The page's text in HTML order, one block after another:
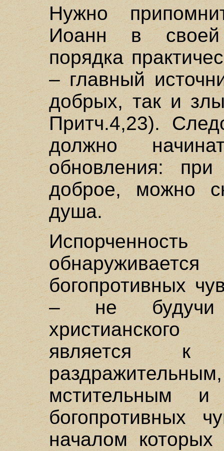
Нужно
Иоанн в своей
порядка
– главный
добрых, так и
Притч.4,23).
должно
обновления:
доброе, можно
душа.
богопротивных
– не будучи
является к
мстительным
богопротивных
началом